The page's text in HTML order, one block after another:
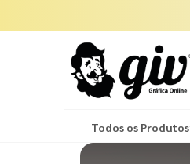
Todos os Produtos